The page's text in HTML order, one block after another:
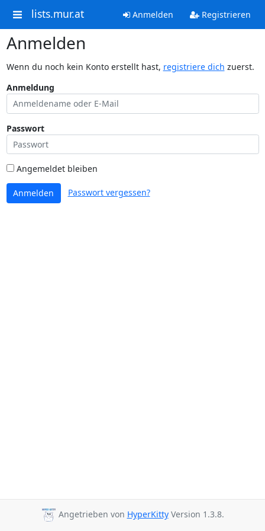
lists.mur.at Anmelden Registrieren
Anmelden
Wenn du noch kein Konto erstellt hast, registriere dich zuerst.
Anmeldung
Passwort
Angemeldet bleiben
Anmelden Passwort vergessen?
Angetrieben von HyperKittyVersion 1.3.8.